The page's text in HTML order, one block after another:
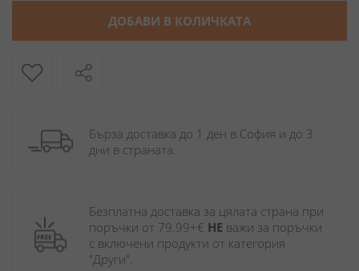
ДОБАВИ В КОЛИЧКАТА
Бърза доставка до 1 ден в София и до 3
дни в страната.
Безплатна доставка за цялата страна при
поръчки от 79.99+€ НЕ важи за поръчки
с включени продукти от категория
"Други".